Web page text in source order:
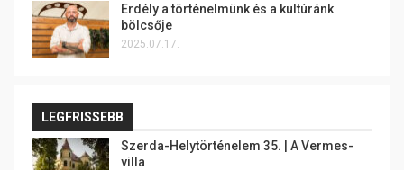
Erdély a történelmünk és a kultúránk
bölcsője
2025.07.17.
LEGFRISSEBB
Szerda-Helytörténelem 35. | A Vermes-
villa